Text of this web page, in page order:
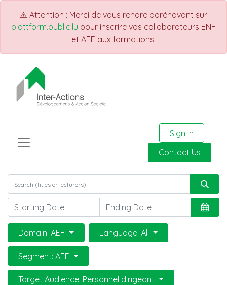
⚠️ Attention : Merci de vous rendre dorénavant sur
plattform.public.lu pour inscrire vos collaborateurs ENF
et AEF aux formations.
Sign in
Contact Us
Domain: AEF Language: All
Segment: AEF
Target Audience: Personnel dirigeant